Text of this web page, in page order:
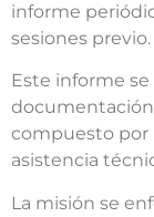
informe
sesiones previo.
Este informe
compuesto por
asistencia
La misión se